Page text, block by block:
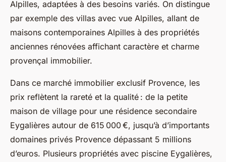
Alpilles, adaptées à des besoins variés. On distingue
par exemple des villas avec vue Alpilles, allant de
maisons contemporaines Alpilles à des propriétés
anciennes rénovées affichant caractère et charme
provençal immobilier.
Dans ce marché immobilier exclusif Provence, les
prix reflètent la rareté et la qualité : de la petite
maison de village pour une résidence secondaire
Eygalières autour de 615 000 €, jusqu’à d’importants
domaines privés Provence dépassant 5 millions
d’euros. Plusieurs propriétés avec piscine Eygalières,